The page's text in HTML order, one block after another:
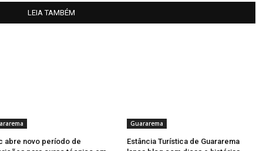
LEIA TAMBÉM
abre novo período de
Guararema
Estância Turística de Guararema